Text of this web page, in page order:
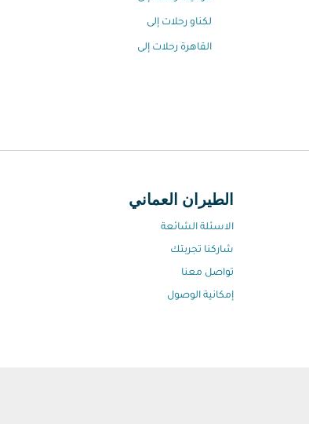
لكناو رحلات إلى
القاهرة رحلات إلى
الطيران العماني
الاسئلة الشائعة
شاركنا تجربتك
تواصل معنا
إمكانية الوصول